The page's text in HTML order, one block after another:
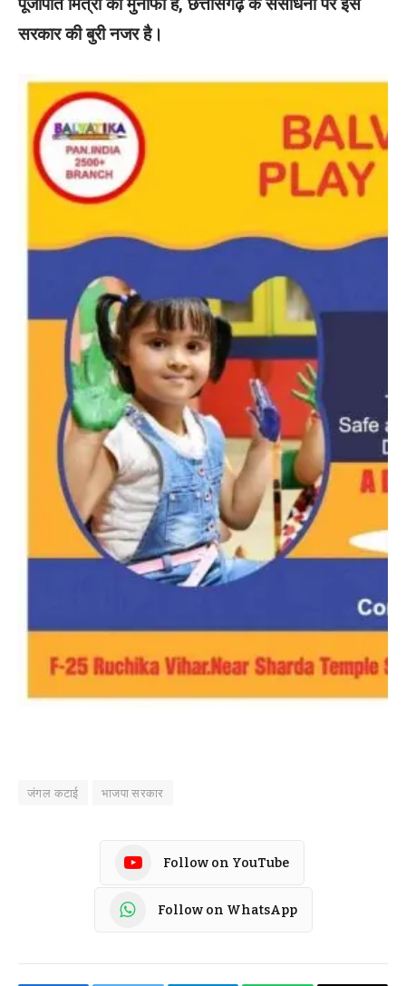
पूंजीपति मित्रों का मुनाफा है, छत्तीसगढ़ के संसाधनों पर इस
सरकार की बुरी नजर है।
जंगल कटाई भाजपा सरकार
Follow on YouTube
Follow on WhatsApp